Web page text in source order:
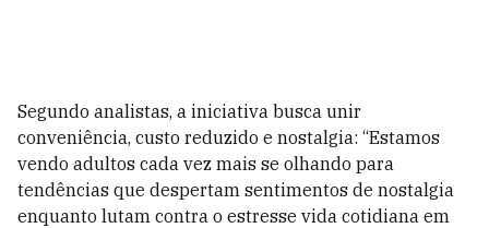
Segundo analistas, a iniciativa busca unir
conveniência, custo reduzido e nostalgia: “Estamos
vendo adultos cada vez mais se olhando para
tendências que despertam sentimentos de nostalgia
enquanto lutam contra o estresse vida cotidiana em